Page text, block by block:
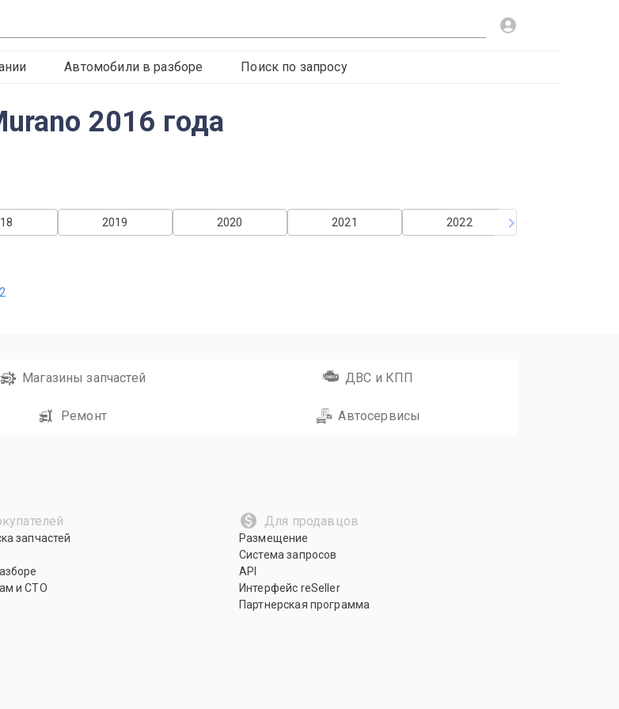
Автомобили в разборе Поиск по запросу
2016 года
2022
2021
2020
2019
Магазины запчастей ДВС и КПП
Ремонт Автосервисы
запчастей
и СТО
Для продавцов
Размещение
Система запросов
API
Интерфейс reSeller
Партнерская программа